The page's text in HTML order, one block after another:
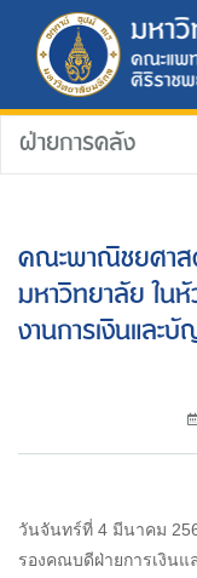
ฝ่ายการคลัง
คณะพาณิชยศา
มหาวิทยาลัย ใน
งานการเงินและ
วันจันทร์ที่ 4 มีนาคม
รองคณบดีฝ่ายการเงิน